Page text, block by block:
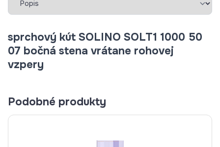
sprchový kút SOLINO SOLT1 1000 50
07 bočná stena vrátane rohovej
vzpery
Podobné produkty